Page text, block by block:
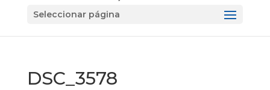
Seleccionar página
DSC_3578